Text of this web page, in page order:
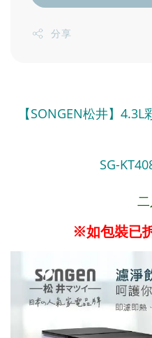
分享
【SONGEN松井】
SG-
※如包裝已